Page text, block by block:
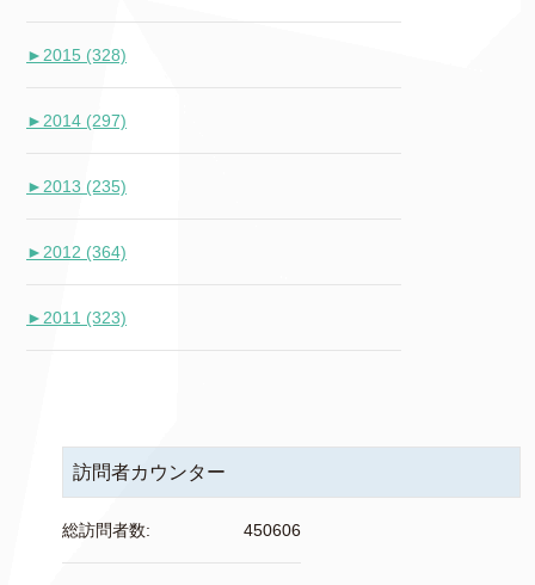
► 2015 (328)
► 2014 (297)
► 2013 (235)
► 2012 (364)
► 2011 (323)
訪問者カウンター
450606
総訪問者数: